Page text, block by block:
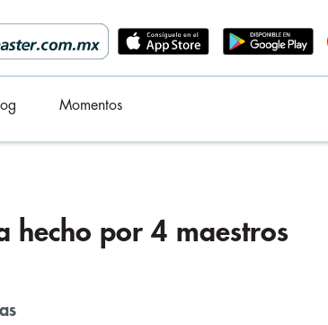
Momentos
hecho por 4 maestros